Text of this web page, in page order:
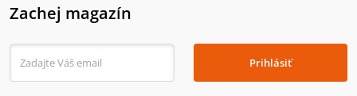
Zachej magazín
Prihlásiť